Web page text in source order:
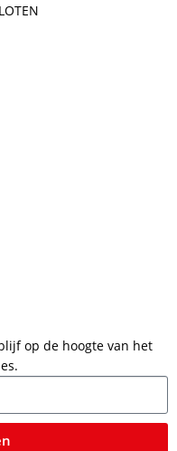
op de hoogte van het